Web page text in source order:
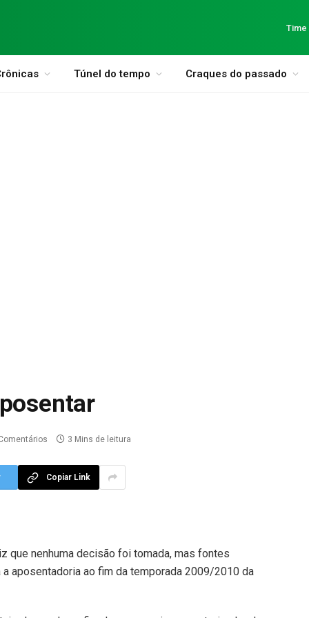
Time
Túnel do tempo Craques do passado
3 Mins de leitura
Copiar Link
que nenhuma decisão foi tomada, mas fontes
aposentadoria ao fim da temporada 2009/2010 da